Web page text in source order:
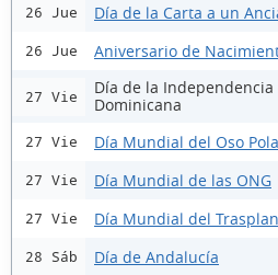
26 Jue Día de la Carta a un
26 Jue Aniversario de
27 Vie
Día de la
Dominicana
27 Vie Día Mundial del Oso
27 Vie Día Mundial de las ONG
27 Vie Día Mundial del
28 Sáb Día de Andalucía